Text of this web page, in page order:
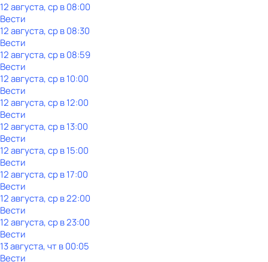
12 августа, ср в 08:00
Вести
12 августа, ср в 08:30
Вести
12 августа, ср в 08:59
Вести
12 августа, ср в 10:00
Вести
12 августа, ср в 12:00
Вести
12 августа, ср в 13:00
Вести
12 августа, ср в 15:00
Вести
12 августа, ср в 17:00
Вести
12 августа, ср в 22:00
Вести
12 августа, ср в 23:00
Вести
13 августа, чт в 00:05
Вести